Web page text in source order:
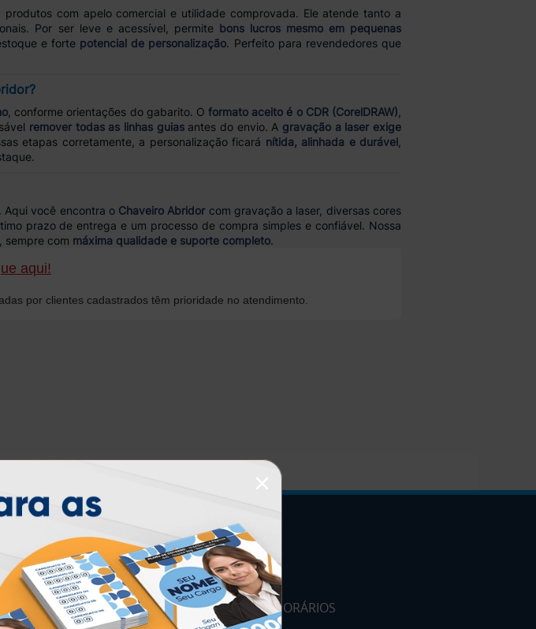
com apelo comercial e utilidade comprovada. Ele atende tanto a
Por ser leve e acessível, permite bons lucros mesmo em pequenas
e forte potencial de personalização. Perfeito para revendedores que
, conforme orientações do gabarito. Oformato aceito é o CDR (CorelDRAW)
remover todas as linhas guiasantes do envio. A gravação a laser exige
etapas corretamente, a personalização ficará nítida, alinhada e durável
Aqui você encontra o Chaveiro Abridorcom gravação a laser, diversas cores
prazo de entrega e um processo de compra simples e confiável. Nossa
sempre com máxima qualidade e suporte completo.
aqui!
por clientes cadastrados têm prioridade no atendimento.
HORÁRIOS